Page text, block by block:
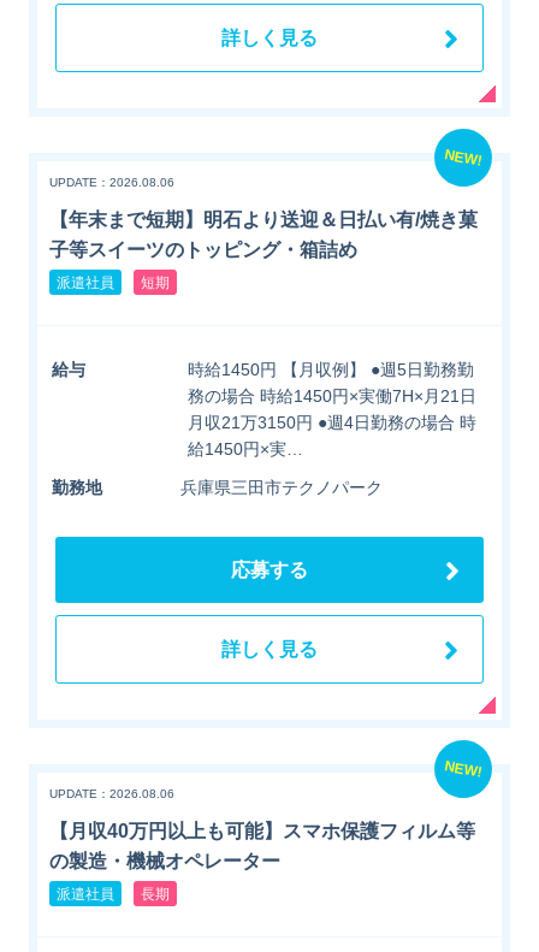
詳しく見る
NEW!
UPDATE：2026.08.06
【年末まで短期】明石より送迎＆日払い有/焼き菓
子等スイーツのトッピング・箱詰め
派遣社員 短期
給与
時給1450円 【月収例】 ●週5日勤務勤
務の場合 時給1450円×実働7H×月21日
月収21万3150円 ●週4日勤務の場合 時
給1450円×実…
勤務地
兵庫県三田市テクノパーク
応募する
詳しく見る
NEW!
UPDATE：2026.08.06
【月収40万円以上も可能】スマホ保護フィルム等
の製造・機械オペレーター
派遣社員 長期